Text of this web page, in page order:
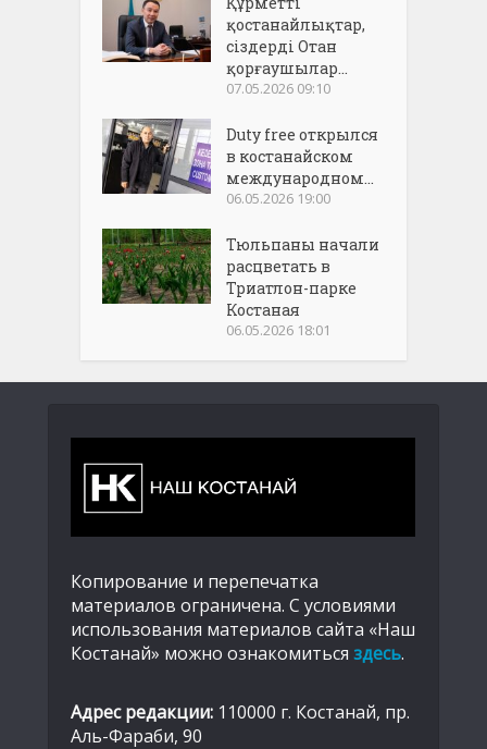
қостанайлықтар,
сіздерді Отан
қорғаушылар...
07.05.2026 09:10
Duty free открылся
в костанайском
международном...
06.05.2026 19:00
Тюльпаны начали
расцветать в
Триатлон-парке
Костаная
06.05.2026 18:01
Копирование и перепечатка
материалов ограничена. С условиями
использования материалов сайта «Наш
Костанай» можно ознакомиться здесь.
Адрес редакции: 110000 г. Костанай, пр.
Аль-Фараби, 90